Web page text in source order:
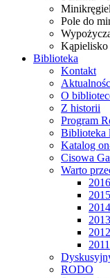
Pole do
Kąpielisko
Biblioteka
Kontakt
O
Z historii
Program
Biblioteka
Katalog
Cisowa
Warto
2016
2015
2014
2013
2012
RODO